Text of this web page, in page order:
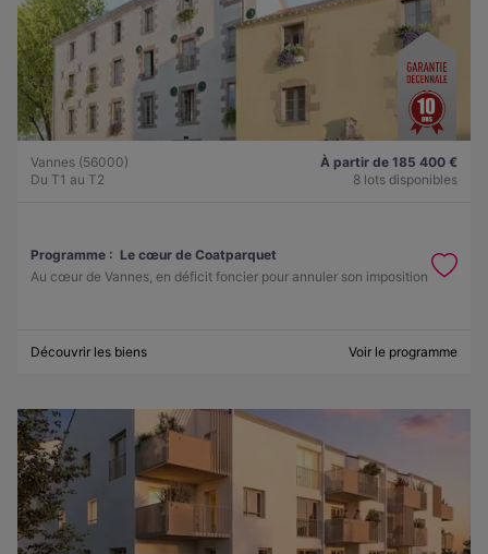
Vannes (56000)
Du T1 au T2
À partir de 185 400 €
8 lots disponibles
Programme : Le cœur de Coatparquet
Au cœur de Vannes, en déficit foncier pour annuler son imposition
Découvrir les biens Voir le programme